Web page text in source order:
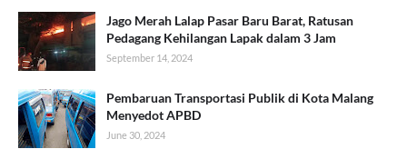
Jago Merah Lalap Pasar Baru Barat, Ratusan
Pedagang Kehilangan Lapak dalam 3 Jam
September 14, 2024
Pembaruan Transportasi Publik di Kota Malang
Menyedot APBD
June 30, 2024